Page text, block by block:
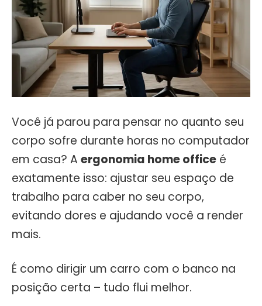
Você já parou para pensar no quanto seu
corpo sofre durante horas no computador
em casa? A ergonomia home office é
exatamente isso: ajustar seu espaço de
trabalho para caber no seu corpo,
evitando dores e ajudando você a render
mais.
É como dirigir um carro com o banco na
posição certa – tudo flui melhor.